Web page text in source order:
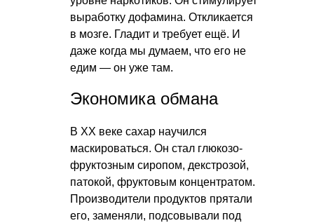
выработку дофамина. Откликается
в мозге. Гладит и требует ещё. И
даже когда мы думаем, что его не
едим — он уже там.
Экономика обмана
В XX веке сахар научился
маскироваться. Он стал глюкозо-
фруктозным сиропом, декстрозой,
патокой, фруктовым концентратом.
Производители продуктов прятали
его, заменяли, подсовывали под